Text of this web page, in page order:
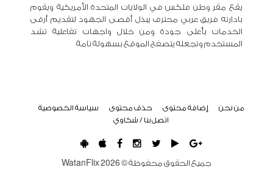
يقع مقر وطن فلكس في الولايات المتحدة الأمريكية ويقوم
بادارته فريق عربي محترف يبذل أقصى الجهود لتقديم أرقى
الخدمات بأعلى جودة ومن خلال واجهات تفاعلية تشد
المستخدم وتجعله يتصفح الموقع بسهولة تامة
من نحن إضافة محتوى حذف محتوى
سياسة الخصوصية
اتصل بنا / شكاوي
جميع الحقوق محفوظة © WatanFlix2026